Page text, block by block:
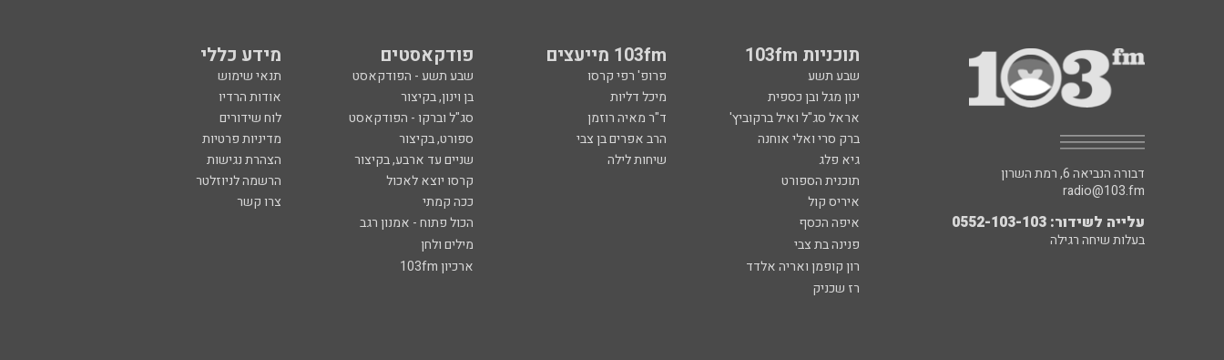
תוכניות 103fm 103fm מייעצים פודקאסטים מידע כללי
שבע תשע פרופ' רפי קרסו שבע תשע - הפודקאסט
תנאי שימוש
ינון מגל ובן כספית
מיכל דליות בן וינון, בקיצור
אודות הרדיו
אראל סג"ל ואיל ברקוביץ'
ד"ר מאיה רוזמן סג"ל וברקו - הפודקאסט
לוח שידורים
ברק סרי ואלי אוחנה
הרב אפרים בן צבי ספורט, בקיצור
מדיניות פרטיות
גיא פלג
שיחות לילה שניים עד ארבע, בקיצור
הצהרת נגישות
תוכנית הספורט
קרסו יוצא לאכול
הרשמה לניוזלטר
איריס קול
ככה קמתי
צרו קשר
איפה הכסף
הכול פתוח - אמנון רגב
פנינה בת צבי
מילים ולחן
רון קופמן ואריה אלדד
ארכיון 103fm
רז שכניק
דבורה הנביאה 6, רמת השרון
radio@103.fm
עלייה לשידור: 0552-103-103
בעלות שיחה רגילה